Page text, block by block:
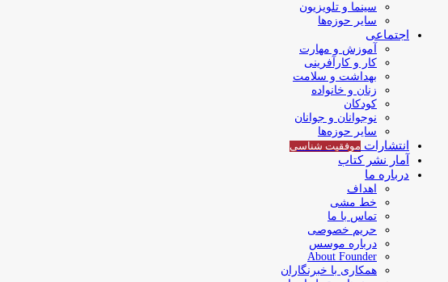
سینما و تلویزیون
سایر حوزه‌ها
اجتماعی
آموزش و مهارت
کار و کارآفرینی
بهداشت و سلامت
زنان و خانواده
کودکان
نوجوانان و جوانان
سایر حوزه‌ها
انتشارات موفقیت‌ شناسی
آمار نشر کتاب
درباره ما
اهداف
خط مشی
تماس با ما
حریم خصوصی
درباره موسس
About Founder
همکاری با خبرنگاران